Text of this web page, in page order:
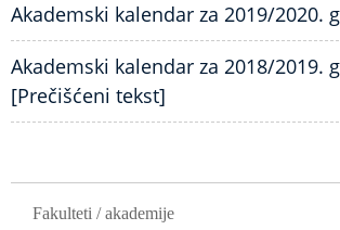
Akademski kalendar za 2019/2020.
Akademski kalendar za 2018/2019.
[Prečišćeni tekst]
Fakulteti / akademije